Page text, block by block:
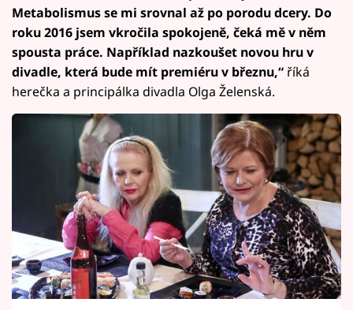
Metabolismus se mi srovnal až po porodu dcery. Do
roku 2016 jsem vkročila spokojeně, čeká mě v něm
spousta práce. Například nazkoušet novou hru v
divadle, která bude mít premiéru v březnu,“ říká
herečka a principálka divadla Olga Želenská.